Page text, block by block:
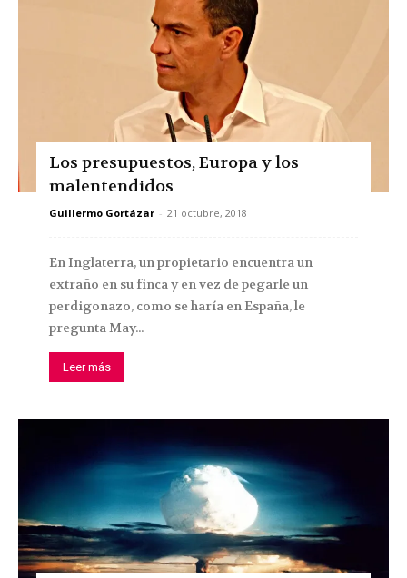
Los presupuestos, Europa y los
malentendidos
Guillermo Gortázar - 21 octubre, 2018
En Inglaterra, un propietario encuentra un
extraño en su finca y en vez de pegarle un
perdigonazo, como se haría en España, le
pregunta May...
Leer más